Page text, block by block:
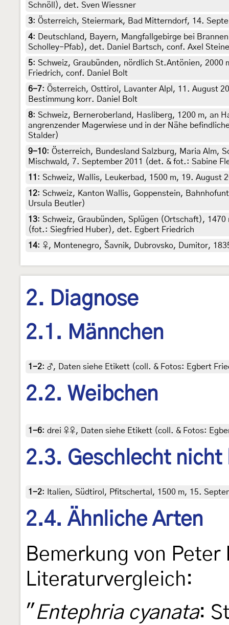
Schnöll), det. Sven Wiessner
3: Österreich, Steiermark, Bad Mitterndorf, 14.
4:
Deutschland, Bayern, Mangfallgebirge bei
Scholley-Pfab), det. Daniel Bartsch, conf. Axel
5: Schweiz, Graubünden, nördlich St.Antönien,
Friedrich, conf. Daniel Bolt
6-7: Österreich, Osttirol, Lavanter Alpl, 11. August
Bestimmung korr. Daniel Bolt
8: Schweiz, Berneroberland, Hasliberg, 1200 m, an
angrenzender Magerwiese und in der Nähe
Stalder)
9-10: Österreich, Bundesland Salzburg, Maria Alm,
Mischwald, 7. September 2011 (det. & fot.: Sabine
11 : Schweiz, Wallis, Leukerbad, 1500 m, 19.
12: Schweiz, Kanton Wallis, Goppenstein,
Ursula Beutler)
13: Schweiz, Graubünden, Splügen (Ortschaft),
(fot.: Siegfried Huber), det. Egbert Friedrich
14: ♀, Montenegro, Šavnik, Dubrovsko, Dumitor,
2. Diagnose
2.1. Männchen
1-2: ♂, Daten siehe Etikett (coll. & Fotos: Egbert
2.2. Weibchen
1-6: drei ♀♀, Daten siehe Etikett (coll. & Fotos:
2.3. Geschlecht nicht
1-2: Italien, Südtirol, Pfitschertal, 1500 m, 15.
2.4. Ähnliche Arten
Bemerkung von Peter
Literaturvergleich:
" Entephria cyanata: